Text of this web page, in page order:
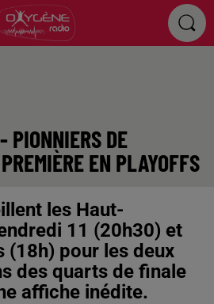
PIONNIERS DE
EN PLAYOFFS
les Haut-
11 (20h30) et
(18h) pour les deux
des quarts de finale
affiche inédite.